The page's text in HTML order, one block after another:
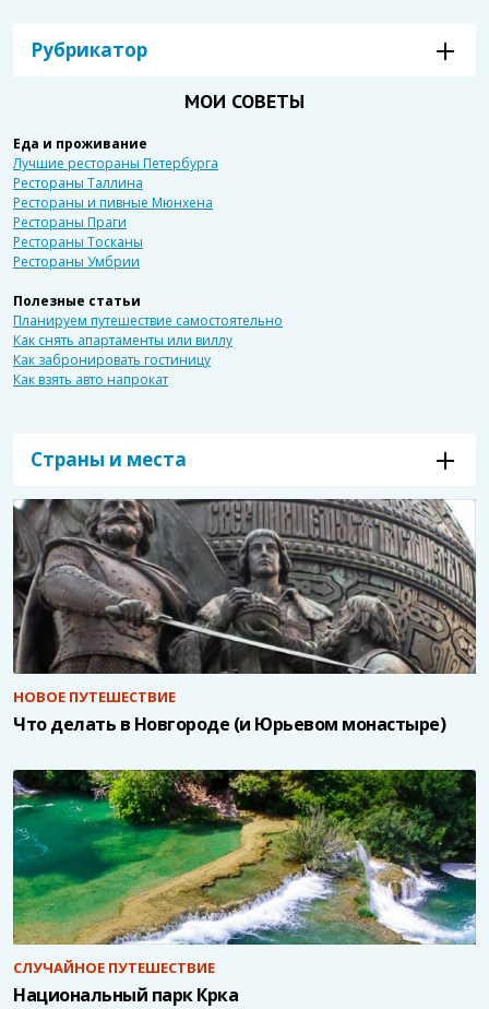
Рубрикатор
МОИ СОВЕТЫ
Еда и проживание
Лучшие рестораны Петербурга
Рестораны Таллина
Рестораны и пивные Мюнхена
Рестораны Праги
Рестораны Тосканы
Рестораны Умбрии
Полезные статьи
Планируем путешествие самостоятельно
Как снять апартаменты или виллу
Как забронировать гостиницу
Как взять авто напрокат
Страны и места
НОВОЕ ПУТЕШЕСТВИЕ
Что делать в Новгороде (и Юрьевом монастыре)
СЛУЧАЙНОЕ ПУТЕШЕСТВИЕ
Национальный парк Крка